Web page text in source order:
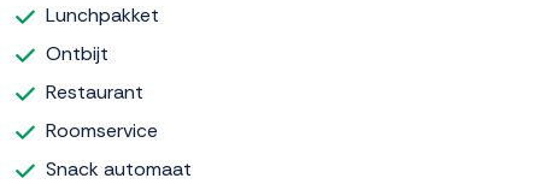
Lunchpakket
Ontbijt
Restaurant
Roomservice
Snack automaat